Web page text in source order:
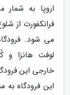
اروپا به شمار
فرانکفورت از
می شود.
خارجی این
این فرودگاه به